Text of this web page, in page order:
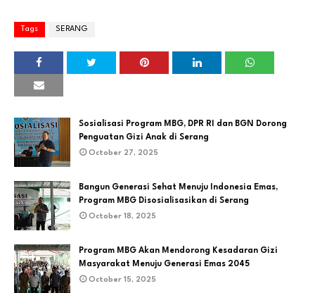
Tags SERANG
Sosialisasi Program MBG, DPR RI dan BGN Dorong
Penguatan Gizi Anak di Serang
October 27, 2025
Bangun Generasi Sehat Menuju Indonesia Emas,
Program MBG Disosialisasikan di Serang
October 18, 2025
Program MBG Akan Mendorong Kesadaran Gizi
Masyarakat Menuju Generasi Emas 2045
October 15, 2025